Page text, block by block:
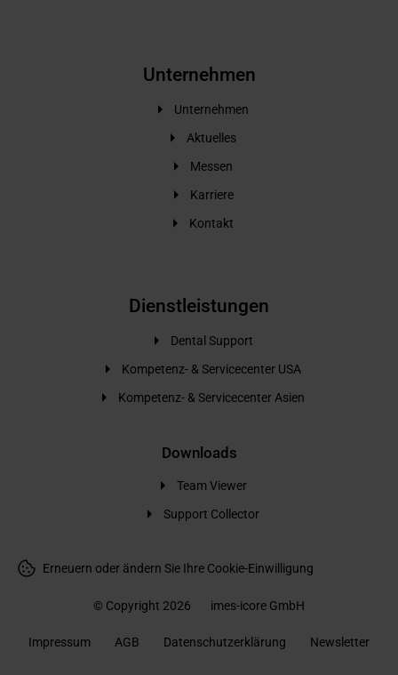
Unternehmen
Unternehmen
Aktuelles
Messen
Karriere
Kontakt
Dienstleistungen
Dental Support
Kompetenz- & Servicecenter USA
Kompetenz- & Servicecenter Asien
Downloads
Team Viewer
Support Collector
Erneuern oder ändern Sie Ihre Cookie-Einwilligung
© Copyright 2026 imes-icore GmbH
Impressum AGB Datenschutzerklärung Newsletter